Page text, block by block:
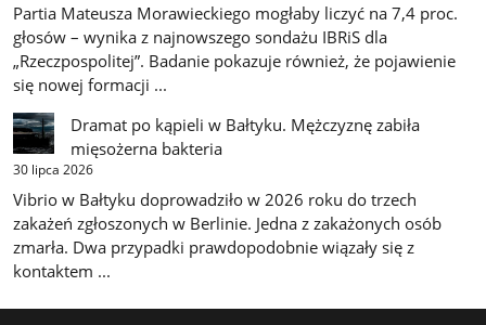
Partia Mateusza Morawieckiego mogłaby liczyć na 7,4 proc.
głosów – wynika z najnowszego sondażu IBRiS dla
„Rzeczpospolitej”. Badanie pokazuje również, że pojawienie
się nowej formacji ...
Dramat po kąpieli w Bałtyku. Mężczyznę zabiła
mięsożerna bakteria
30 lipca 2026
Vibrio w Bałtyku doprowadziło w 2026 roku do trzech
zakażeń zgłoszonych w Berlinie. Jedna z zakażonych osób
zmarła. Dwa przypadki prawdopodobnie wiązały się z
kontaktem ...